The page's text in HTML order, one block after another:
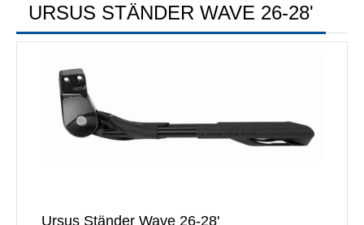
URSUS STÄNDER WAVE 26-28'
Ursus Ständer Wave 26-28'